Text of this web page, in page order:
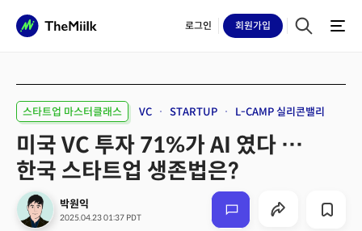
로그인 회원가입
스타트업 마스터클래스 VC STARTUP L-CAMP 실리콘밸리
미국 VC 투자 71%가 AI 였다 …
한국 스타트업 생존법은?
박원익
2025.04.23 01:37 PDT